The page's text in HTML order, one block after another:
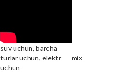
suv uchun, barcha
turlar uchun, elektr
uchun
mix